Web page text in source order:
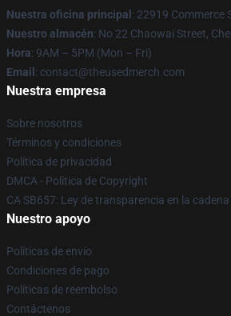
Nuestra oficina principal : 22919 Commerce
Nuestro almacén: No 22 Chaowai Street,
Hora: 9AM – 5PM (Mon – Fri)
Email : contact@theusedmerch.com
Nuestra empresa
Sobre nosotros
Términos y condiciones
Política de privacidad
DMCA - Política de Copyright
CA SB657: Ley de transparencia en la
Nuestro apoyo
Políticas de envío
Condiciones de pago
Políticas de reembolso
Contáctenos